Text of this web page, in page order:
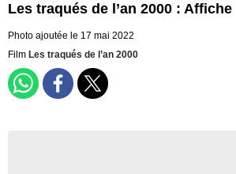
Les traqués de l’an 2000 : Affiche
Photo ajoutée le 17 mai 2022
Film Les traqués de l’an 2000